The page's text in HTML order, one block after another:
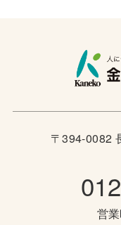
〒394-0082
営